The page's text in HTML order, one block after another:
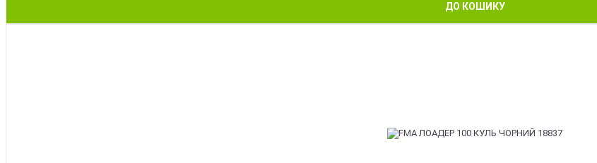
ДО КОШИКУ